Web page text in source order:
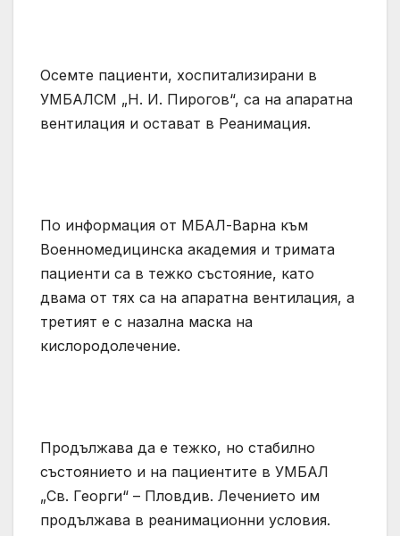
Осемте пациенти, хоспитализирани в
УМБАЛСМ „Н. И. Пирогов“, са на апаратна
вентилация и остават в Реанимация.
По информация от МБАЛ-Варна към
Военномедицинска академия и тримата
пациенти са в тежко състояние, като
двама от тях са на апаратна вентилация, а
третият е с назална маска на
кислородолечение.
Продължава да е тежко, но стабилно
състоянието и на пациентите в УМБАЛ
„Св. Георги“ – Пловдив. Лечението им
продължава в реанимационни условия.